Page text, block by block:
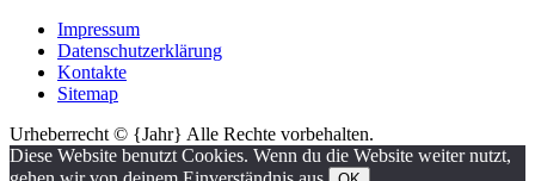
Impressum
Datenschutzerklärung
Kontakte
Sitemap
Urheberrecht © {Jahr} Alle Rechte vorbehalten.
Diese Website benutzt Cookies. Wenn du die Website weiter nutzt,